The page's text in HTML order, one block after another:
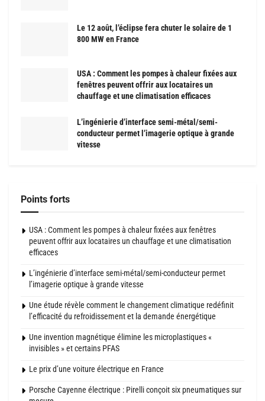
Le 12 août, l’éclipse fera chuter le solaire de 1
800 MW en France
USA : Comment les pompes à chaleur fixées aux
fenêtres peuvent offrir aux locataires un
chauffage et une climatisation efficaces
L’ingénierie d’interface semi-métal/semi-
conducteur permet l’imagerie optique à grande
vitesse
Points forts
USA : Comment les pompes à chaleur fixées aux fenêtres
peuvent offrir aux locataires un chauffage et une climatisation
efficaces
L’ingénierie d’interface semi-métal/semi-conducteur permet
l’imagerie optique à grande vitesse
Une étude révèle comment le changement climatique redéfinit
l’efficacité du refroidissement et la demande énergétique
Une invention magnétique élimine les microplastiques «
invisibles » et certains PFAS
Le prix d’une voiture électrique en France
Porsche Cayenne électrique : Pirelli conçoit six pneumatiques sur